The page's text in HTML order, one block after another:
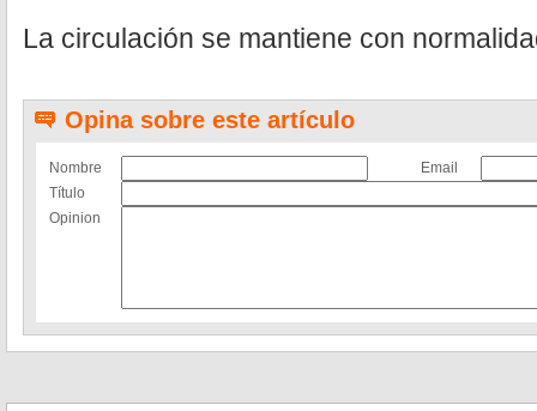
La circulación se mantiene con
Opina sobre este artículo
Nombre
Email
Título
Opinion